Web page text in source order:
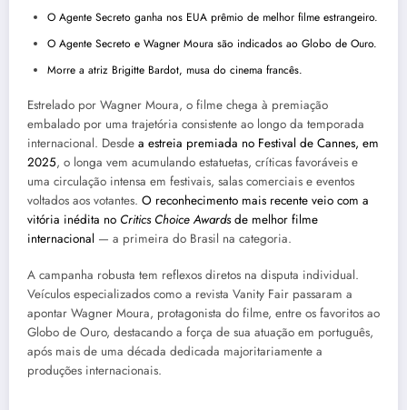
O Agente Secreto ganha nos EUA prêmio de melhor filme estrangeiro.
O Agente Secreto e Wagner Moura são indicados ao Globo de Ouro.
Morre a atriz Brigitte Bardot, musa do cinema francês.
Estrelado por Wagner Moura, o filme chega à premiação
embalado por uma trajetória consistente ao longo da temporada
internacional. Desde a estreia premiada no Festival de Cannes, em
2025, o longa vem acumulando estatuetas, críticas favoráveis e
uma circulação intensa em festivais, salas comerciais e eventos
voltados aos votantes. O reconhecimento mais recente veio com a
vitória inédita no Critics Choice Awardsde melhor filme
internacional — a primeira do Brasil na categoria.
A campanha robusta tem reflexos diretos na disputa individual.
Veículos especializados como a revista Vanity Fair passaram a
apontar Wagner Moura, protagonista do filme, entre os favoritos ao
Globo de Ouro, destacando a força de sua atuação em português,
após mais de uma década dedicada majoritariamente a
produções internacionais.